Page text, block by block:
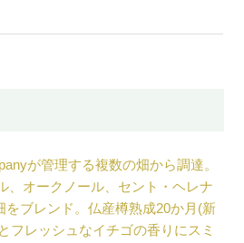
が管理する複数の畑から調達。
、オークノール、セント・ヘレナ
をブレンド。仏産樽熟成20か月(新
フレッシュなイチゴの香りにスミ